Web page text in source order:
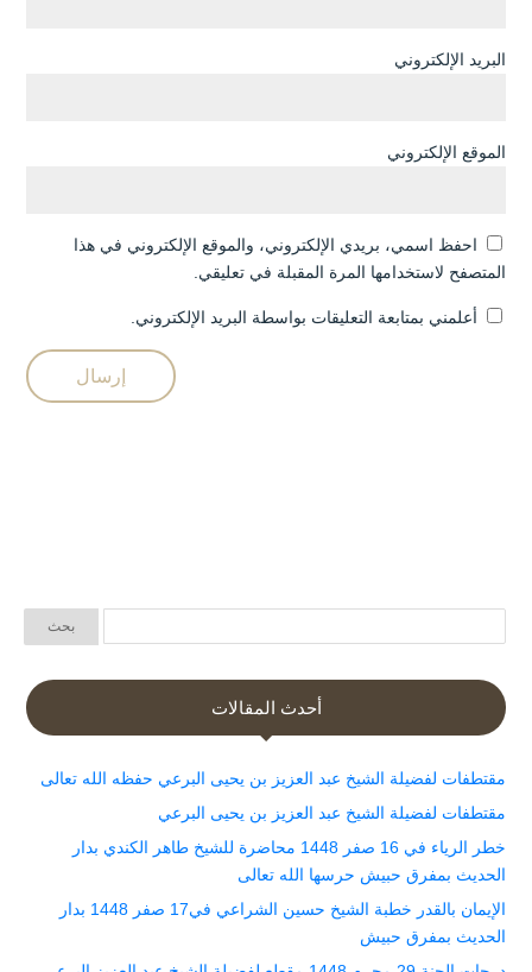
البريد الإلكتروني
الموقع الإلكتروني
احفظ اسمي، بريدي الإلكتروني، والموقع الإلكتروني في هذا
المتصفح لاستخدامها المرة المقبلة في تعليقي.
أعلمني بمتابعة التعليقات بواسطة البريد الإلكتروني.
أحدث المقالات
مقتطفات لفضيلة الشيخ عبد العزيز بن يحيى البرعي حفظه الله تعالى
مقتطفات لفضيلة الشيخ عبد العزيز بن يحيى البرعي
خطر الرياء في 16 صفر 1448 محاضرة للشيخ طاهر الكندي بدار
الحديث بمفرق حبيش حرسها الله تعالى
الإيمان بالقدر خطبة الشيخ حسين الشراعي في17 صفر 1448 بدار
الحديث بمفرق حبيش